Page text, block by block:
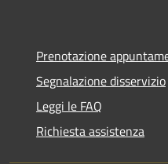
Prenotazione
Segnalazione disservizio
Leggi le FAQ
Richiesta assistenza